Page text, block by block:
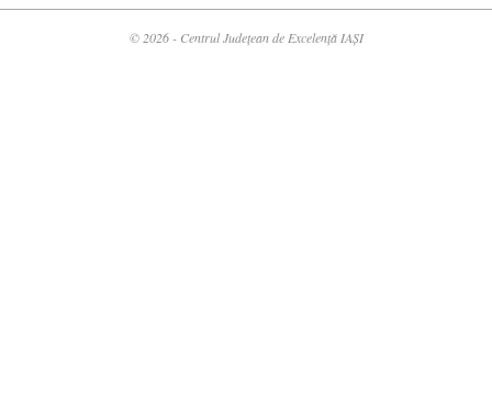
© 2026 - Centrul Județean de Excelență IAȘI